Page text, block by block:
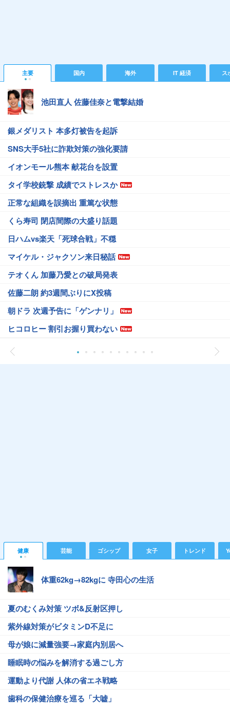
主要 国内 海外 IT 経済 ス
池田直人 佐藤佳奈と電撃結婚
銀メダリスト 本多灯被告を起訴
SNS大手5社に詐欺対策の強化要請
イオンモール熊本 献花台を設置
タイ学校銃撃 成績でストレスか
正常な組織を誤摘出 重篤な状態
くら寿司 閉店間際の大盛り話題
日ハムvs楽天「死球合戦」不穏
マイケル・ジャクソン来日秘話
テオくん 加藤乃愛との破局発表
佐藤二朗 約3週間ぶりにX投稿
朝ドラ 次週予告に「ゲンナリ」
ヒコロヒー 割引お握り買わない
健康 芸能 ゴシップ 女子 トレンド
体重62kg→82kgに 寺田心の生活
夏のむくみ対策 ツボ&反射区押し
紫外線対策がビタミンD不足に
母が娘に減量強要→家庭内別居へ
睡眠時の悩みを解消する過ごし方
運動より代謝 人体の省エネ戦略
歯科の保健治療を巡る「大嘘」